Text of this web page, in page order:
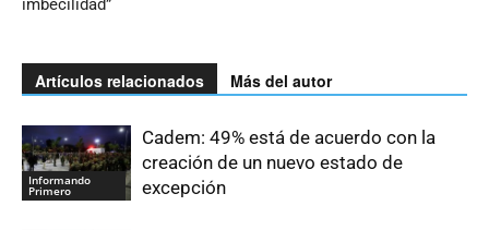
imbecilidad”
Artículos relacionados Más del autor
Informando
Primero
Cadem: 49% está de acuerdo con la
creación de un nuevo estado de
excepción